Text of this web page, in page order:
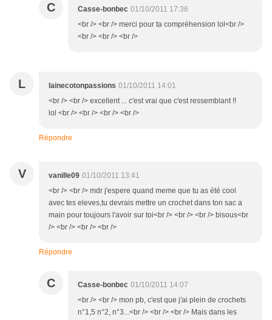
C Casse-bonbec 01/10/2011 17:36
<br /> <br /> merci pour ta compréhension lol<br />
<br /> <br /> <br />
L lainecotonpassions 01/10/2011 14:01
<br /> <br /> excellent ... c'est vrai que c'est ressemblant !!
lol <br /> <br /> <br /> <br />
Répondre
V vanille09 01/10/2011 13:41
<br /> <br /> mdr j'espere quand meme que tu as été cool
avec tes eleves,tu devrais mettre un crochet dans ton sac a
main pour toujours l'avoir sur toi<br /> <br /> <br /> bisous<br
/> <br /> <br /> <br />
Répondre
C Casse-bonbec 01/10/2011 14:07
<br /> <br /> mon pb, c'est que j'ai plein de crochets
n°1,5 n°2, n°3...<br /> <br /> <br /> Mais dans les